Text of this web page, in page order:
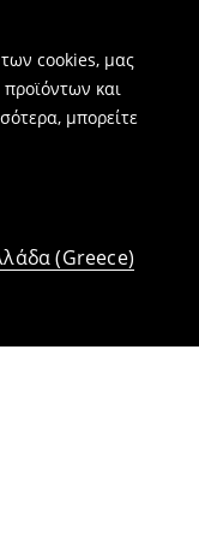
cookies, μας
και
μπορείτε
(Greece)